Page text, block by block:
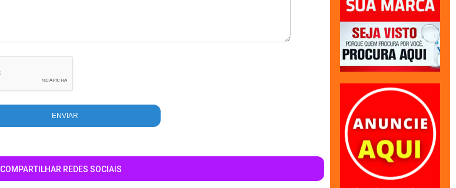
COMPARTILHAR REDES SOCIAIS